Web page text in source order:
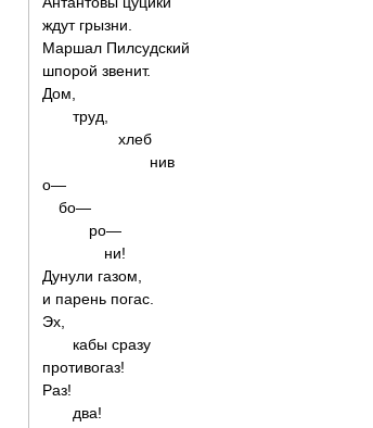
ждут грызни.
Маршал Пилсудский
шпорой звенит.
Дом,
труд,
хлеб
нив
о—
бо—
ро—
ни!
Дунули газом,
и парень погас.
Эх,
кабы сразу
противогаз!
Раз!
два!